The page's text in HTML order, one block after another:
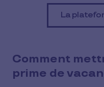
La
Comment
prime de